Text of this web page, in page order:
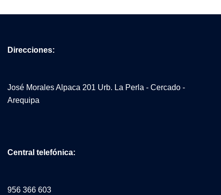
Direcciones:
José Morales Alpaca 201 Urb. La Perla - Cercado -
Arequipa
Central telefónica:
956 366 603